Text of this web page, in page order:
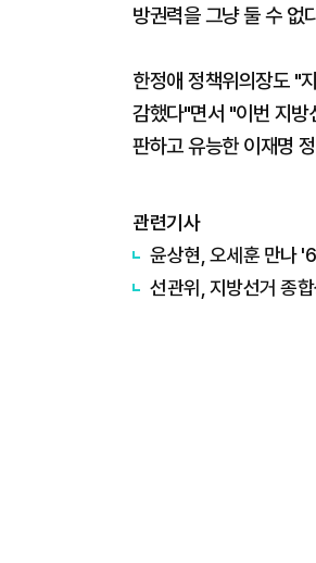
방권력을 그냥 둘 수 없
한정애 정책위의장도 "
감했다"면서 "이번 지방
판하고 유능한 이재명
관련기사
윤상현, 오세훈 만나
선관위, 지방선거 종